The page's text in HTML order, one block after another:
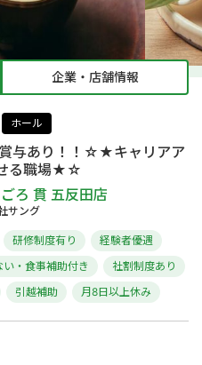
企業・店舗情報
ホール
与あり！！☆★キャリアア
る職場★☆
ろ 貫 五反田店
サング
研修制度有り
経験者優遇
い・食事補助付き
社割制度あり
引越補助 月8日以上休み